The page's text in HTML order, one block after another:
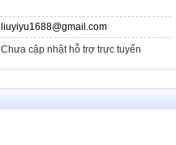
liuyiyu1688@gmail.com
Chưa cập nhật hỗ trợ trực tuyến